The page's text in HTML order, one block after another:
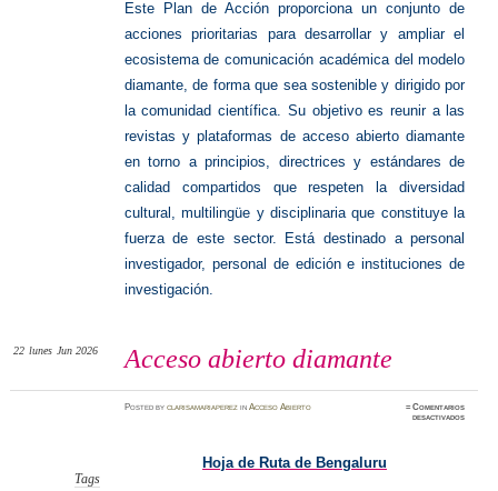
Este Plan de Acción proporciona un conjunto de
acciones prioritarias para desarrollar y ampliar el
ecosistema de comunicación académica del modelo
diamante, de forma que sea sostenible y dirigido por
lacomunidad científica. Su objetivo es reunir a las
revistas y plataformas de acceso abierto diamante
en torno a principios, directrices y estándares de
calidad compartidos que respeten la diversidad
cultural, multilingüe y disciplinaria que constituye la
fuerza de este sector. Está destinado a personal
investigador, personal de edición e instituciones de
investigación.
Acceso abierto diamante
22 lunes Jun 2026
Postedbyclarisamariaperez inAcceso Abierto ≈Comentarios
desactivadosen
Tags
Hoja de Ruta de Bengaluru